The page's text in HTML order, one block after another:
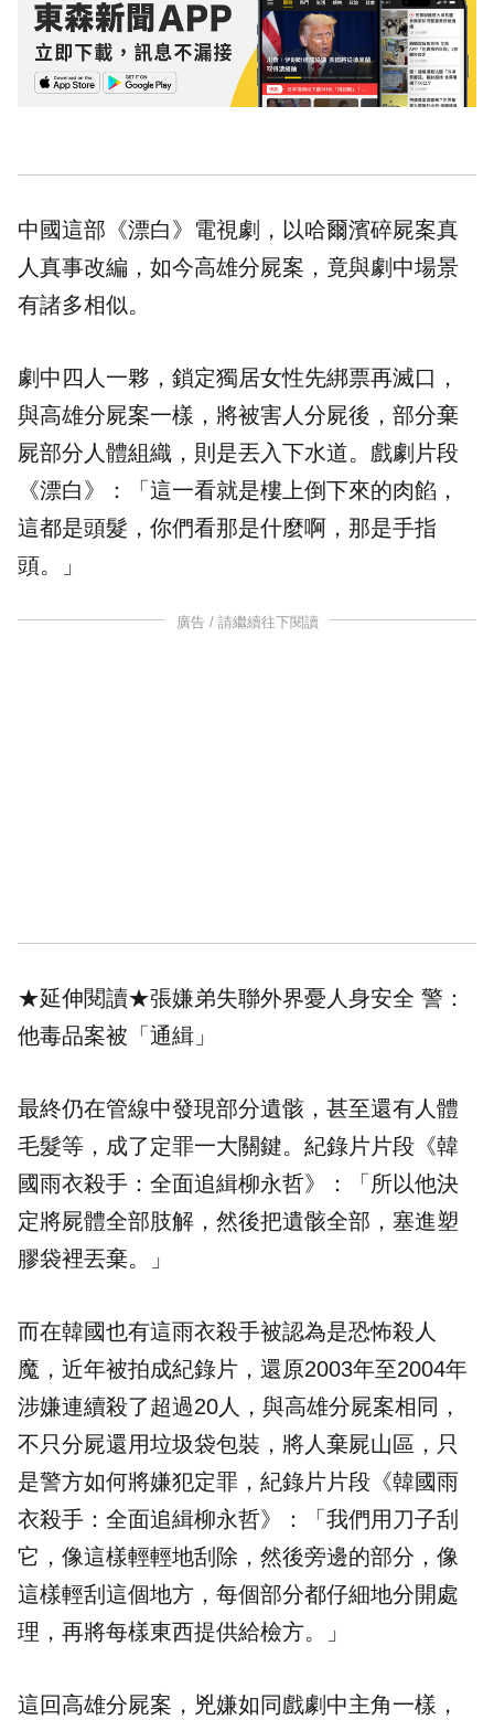
中國這部《漂白》電視劇，以哈爾濱碎屍案真
人真事改編，如今高雄分屍案，竟與劇中場景
有諸多相似。
劇中四人一夥，鎖定獨居女性先綁票再滅口，
與高雄分屍案一樣，將被害人分屍後，部分棄
屍部分人體組織，則是丟入下水道。 戲劇 片段
《漂白》：「這一看就是樓上倒下來的肉餡，
這都是頭髮，你們看那是什麼啊，那是手指
頭。」
廣告 / 請繼續往下閱讀
★延伸閱讀★張嫌弟失聯外界憂人身安全 警：
他毒品案被「通緝」
最終仍在管線中發現部分遺骸，甚至還有人體
毛髮等，成了定罪一大關鍵。紀錄片片段《韓
國雨衣殺手：全面追緝柳永哲》：「所以他決
定將屍體全部肢解，然後把遺骸全部，塞進塑
膠袋裡丟棄。」
而在韓國也有這雨衣殺手被認為是恐怖殺人
魔，近年被拍成紀錄片，還原2003年至2004年
涉嫌連續殺了超過20人，與高雄分屍案相同，
不只分屍還用垃圾袋包裝，將人棄屍山區，只
是警方如何將嫌犯定罪，紀錄片片段《韓國雨
衣殺手：全面追緝柳永哲》：「我們用刀子刮
它，像這樣輕輕地刮除，然後旁邊的部分，像
這樣輕刮這個地方，每個部分都仔細地分開處
理，再將每樣東西提供給檢方。」
這回高雄分屍案，兇嫌如同戲劇中主角一樣，